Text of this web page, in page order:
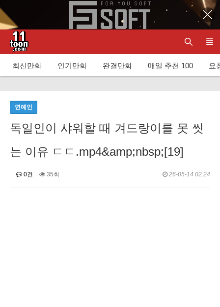
최신만화 인기만화 완결만화 매일 추천 100 요
연예인
독일인이 샤워할 때 겨드랑이를 못 씻
는 이유 ㄷㄷ.mp4&amp;nbsp;[19]
0건 35회 26-05-14 02:24